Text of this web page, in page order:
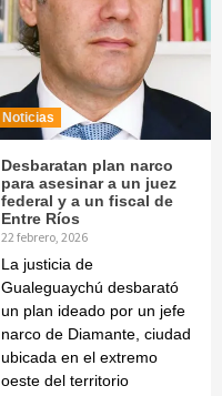
Noticias
Desbaratan plan narco
para asesinar a un juez
federal y a un fiscal de
Entre Ríos
22 febrero, 2026
La justicia de
Gualeguaychú desbarató
un plan ideado por un jefe
narco de Diamante, ciudad
ubicada en el extremo
oeste del territorio